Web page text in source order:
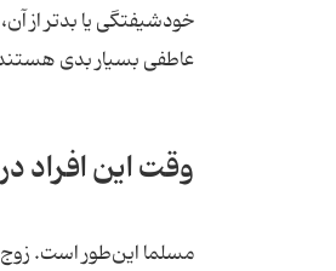
خودشیفتگی یا بدتر از
عاطفی بسیار بدی
وقت این افراد
مسلما این‌طور است.